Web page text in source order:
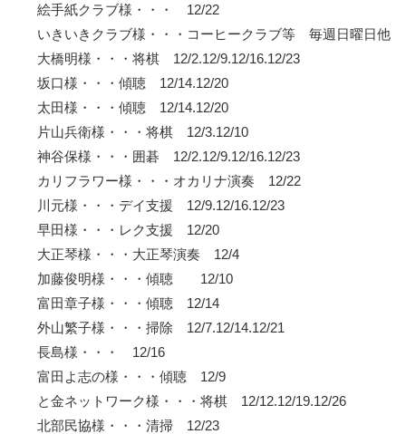
絵手紙クラブ様・・・ 12/22
いきいきクラブ様・・・コーヒークラブ等 毎週日曜日他
大橋明様・・・将棋 12/2.12/9.12/16.12/23
坂口様・・・傾聴 12/14.12/20
太田様・・・傾聴 12/14.12/20
片山兵衛様・・・将棋 12/3.12/10
神谷保様・・・囲碁 12/2.12/9.12/16.12/23
カリフラワー様・・・オカリナ演奏 12/22
川元様・・・デイ支援 12/9.12/16.12/23
早田様・・・レク支援 12/20
大正琴様・・・大正琴演奏 12/4
加藤俊明様・・・傾聴 12/10
富田章子様・・・傾聴 12/14
外山繁子様・・・掃除 12/7.12/14.12/21
長島様・・・ 12/16
富田よ志の様・・・傾聴 12/9
と金ネットワーク様・・・将棋 12/12.12/19.12/26
北部民協様・・・清掃 12/23